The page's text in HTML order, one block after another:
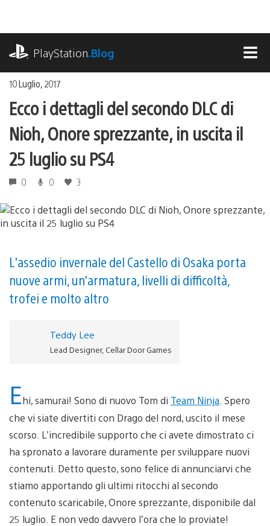
contenuto
PlayStation.Blog
10 Luglio, 2017
Ecco i dettagli del secondo DLC di
Nioh, Onore sprezzante, in uscita il
25 luglio su PS4
0 0 3
L'assedio invernale del Castello di Osaka porta
nuove armi, un'armatura, livelli di difficoltà,
trofei e molto altro
Teddy Lee
Lead Designer, Cellar Door Games
Ehi, samurai! Sono di nuovo Tom di Team Ninja . Spero
che vi siate divertiti con Drago del nord, uscito il mese
scorso. L’incredibile supporto che ci avete dimostrato ci
ha spronato a lavorare duramente per sviluppare nuovi
contenuti. Detto questo, sono felice di annunciarvi che
stiamo apportando gli ultimi ritocchi al secondo
contenuto scaricabile, Onore sprezzante, disponibile dal
25 luglio. E non vedo davvero l’ora che lo proviate!